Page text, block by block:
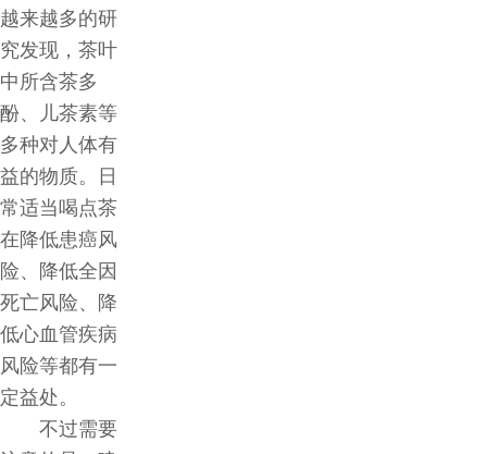
越来越多的研
究发现，茶叶
中所含茶多
酚、儿茶素等
多种对人体有
益的物质。日
常适当喝点茶
在降低患癌风
险、降低全因
死亡风险、降
低心血管疾病
风险等都有一
定益处。
不过需要